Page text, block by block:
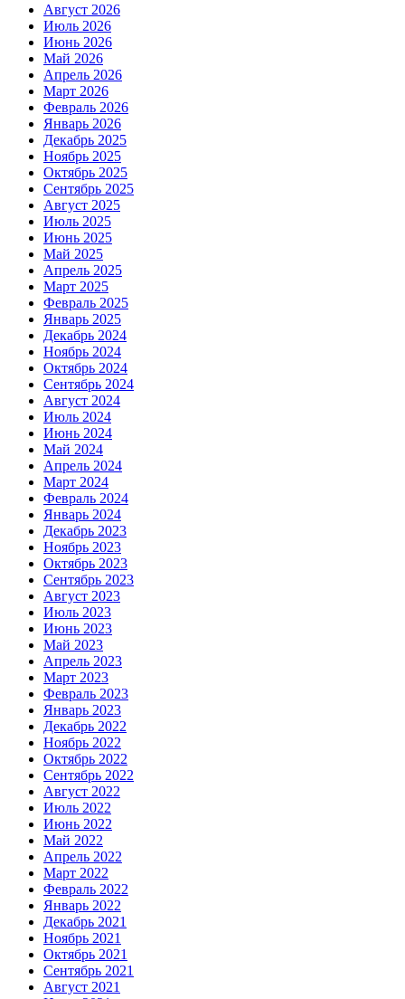
Август 2026
Июль 2026
Июнь 2026
Май 2026
Апрель 2026
Март 2026
Февраль 2026
Январь 2026
Декабрь 2025
Ноябрь 2025
Октябрь 2025
Сентябрь 2025
Август 2025
Июль 2025
Июнь 2025
Май 2025
Апрель 2025
Март 2025
Февраль 2025
Январь 2025
Декабрь 2024
Ноябрь 2024
Октябрь 2024
Сентябрь 2024
Август 2024
Июль 2024
Июнь 2024
Май 2024
Апрель 2024
Март 2024
Февраль 2024
Январь 2024
Декабрь 2023
Ноябрь 2023
Октябрь 2023
Сентябрь 2023
Август 2023
Июль 2023
Июнь 2023
Май 2023
Апрель 2023
Март 2023
Февраль 2023
Январь 2023
Декабрь 2022
Ноябрь 2022
Октябрь 2022
Сентябрь 2022
Август 2022
Июль 2022
Июнь 2022
Май 2022
Апрель 2022
Март 2022
Февраль 2022
Январь 2022
Декабрь 2021
Ноябрь 2021
Октябрь 2021
Сентябрь 2021
Август 2021